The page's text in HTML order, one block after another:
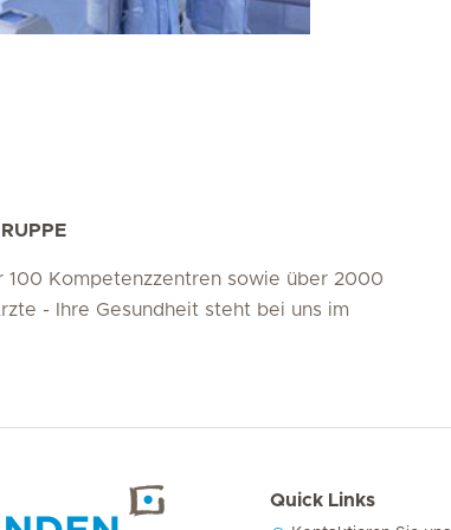
100 Kompetenzzentren sowie über 2000
- Ihre Gesundheit steht bei uns im
Quick Links